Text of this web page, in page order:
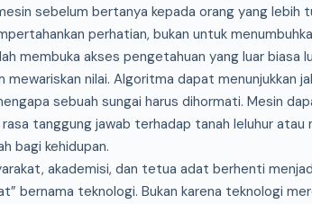
sebelum bertanya kepada orang yang lebih
perhatian, bukan untuk
membuka akses pengetahuan yang luar biasa
mewariskan nilai. Algoritma dapat menunjukkan
sebuah sungai harus dihormati. Mesin
tanggung jawab terhadap tanah leluhur atau
bagi kehidupan.
akademisi, dan tetua adat berhenti
bernama teknologi. Bukan karena teknologi